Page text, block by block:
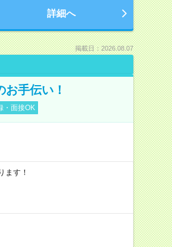
詳細へ
掲載日：2026.08.07
手伝い！
・面接OK
す！